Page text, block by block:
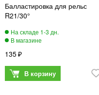
Балластировка для рельс
R21/30°
135